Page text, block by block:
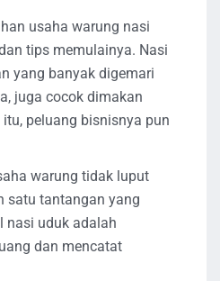
usaha warung nasi
tips memulainya. Nasi
yang banyak digemari
juga cocok dimakan
peluang bisnisnya pun
warung tidak luput
satu tantangan yang
nasi uduk adalah
dan mencatat